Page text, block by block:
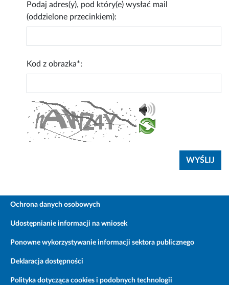
Podaj adres(y), pod który(e) wysłać mail
(oddzielone przecinkiem):
Kod z obrazka*:
Ochrona danych osobowych
Udostępnianie informacji na wniosek
Ponowne wykorzystywanie informacji sektora publicznego
Deklaracja dostępności
Polityka dotycząca cookies i podobnych technologii